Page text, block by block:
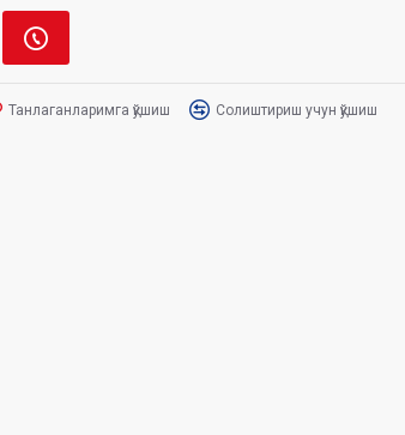
Танлаганларимга қўшиш Солиштириш учун қўшиш